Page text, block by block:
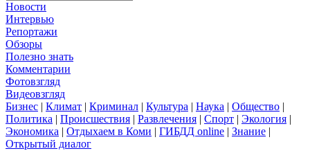
Новости
Интервью
Репортажи
Обзоры
Полезно знать
Комментарии
Фотовзгляд
Видеовзгляд
Бизнес | Климат | Криминал | Культура | Наука | Общество |
Политика | Происшествия | Развлечения | Спорт | Экология |
Экономика | Отдыхаем в Коми | ГИБДД online | Знание |
Открытый диалог